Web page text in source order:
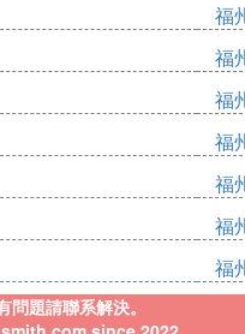
福
福
福
福
福
福
福
題請聯系解決。